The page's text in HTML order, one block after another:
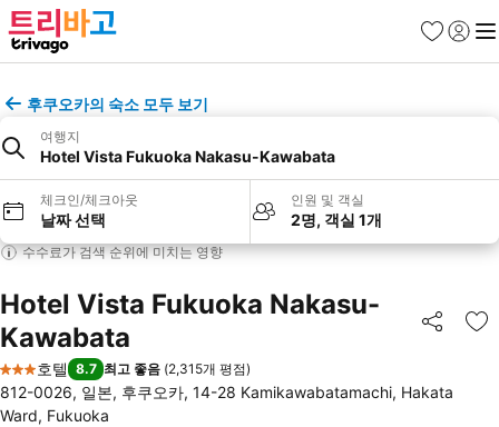
즐겨찾기
로그인
메
후쿠오카의 숙소 모두 보기
여행지
Hotel Vista Fukuoka Nakasu-Kawabata
체크인/체크아웃
날짜 선택
인원 및 객실
2명, 객실 1개
수수료가 검색 순위에 미치는 영향
Hotel Vista Fukuoka Nakasu-
Kawabata
공유 즐
3 성급
호텔 8.7 최고 좋음 (2,315개 평점)
812-0026, 일본, 후쿠오카, 14-28 Kamikawabatamachi, Hakata
Ward, Fukuoka